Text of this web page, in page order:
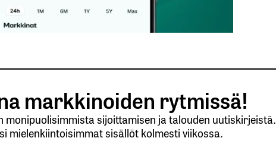
markkinoiden rytmissä!
monipuolisimmista sijoittamisen ja talouden uutiskirjeistä.
mielenkiintoisimmat sisällöt kolmesti viikossa.